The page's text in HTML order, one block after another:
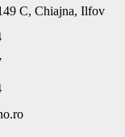
C, Chiajna, Ilfov